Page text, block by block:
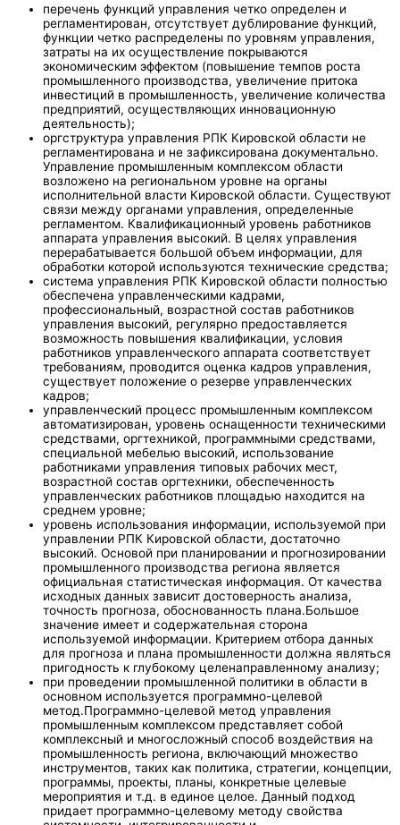
перечень функций управления четко определен и
регламентирован, отсутствует дублирование функций,
функции четко распределены по уровням управления,
затраты на их осуществление покрываются
экономическим эффектом (повышение темпов роста
промышленного производства, увеличение притока
инвестиций в промышленность, увеличение количества
предприятий, осуществляющих инновационную
деятельность);
оргструктура управления РПК Кировской области не
регламентирована и не зафиксирована документально.
Управление промышленным комплексом области
возложено на региональном уровне на органы
исполнительной власти Кировской области. Существуют
связи между органами управления, определенные
регламентом. Квалификационный уровень работников
аппарата управления высокий. В целях управления
перерабатывается большой объем информации, для
обработки которой используются технические средства;
система управления РПК Кировской области полностью
обеспечена управленческими кадрами,
профессиональный, возрастной состав работников
управления высокий, регулярно предоставляется
возможность повышения квалификации, условия
работников управленческого аппарата соответствует
требованиям, проводится оценка кадров управления,
существует положение о резерве управленческих
кадров;
управленческий процесс промышленным комплексом
автоматизирован, уровень оснащенности техническими
средствами, оргтехникой, программными средствами,
специальной мебелью высокий, использование
работниками управления типовых рабочих мест,
возрастной состав оргтехники, обеспеченность
управленческих работников площадью находится на
среднем уровне;
уровень использования информации, используемой при
управлении РПК Кировской области, достаточно
высокий. Основой при планировании и прогнозировании
промышленного производства региона является
официальная статистическая информация. От качества
исходных данных зависит достоверность анализа,
точность прогноза, обоснованность плана.Большое
значение имеет и содержательная сторона
используемой информации. Критерием отбора данных
для прогноза и плана промышленности должна являться
пригодность к глубокому целенаправленному анализу;
при проведении промышленной политики в области в
основном используется программно-целевой
метод.Программно-целевой метод управления
промышленным комплексом представляет собой
комплексный и многосложный способ воздействия на
промышленность региона, включающий множество
инструментов, таких как политика, стратегии, концепции,
программы, проекты, планы, конкретные целевые
мероприятия и т.д. в единое целое. Данный подход
придает программно-целевому методу свойства